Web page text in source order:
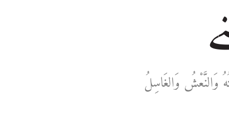
وَالنَّعْشُ وَالغَاسِلُ